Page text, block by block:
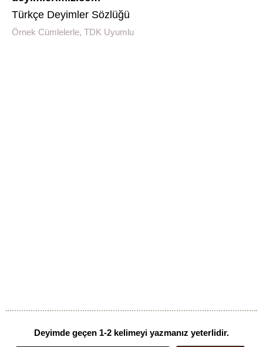
Türkçe Deyimler Sözlüğü
Örnek Cümlelerle, TDK Uyumlu
Deyimde geçen 1-2 kelimeyi yazmanız yeterlidir.